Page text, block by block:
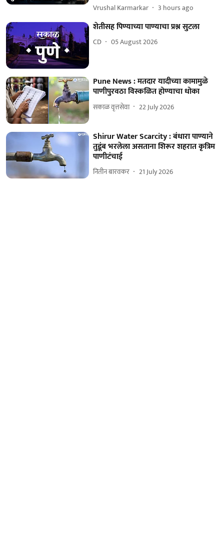
Vrushal Karmarkar 3 hours ago
शेतीसह पिण्याच्या पाण्याचा प्रश्न सुटला
CD 05 August 2026
Pune News : मतदार यादीच्या कामामुळे
पाणीपुरवठा विस्कळित होण्याचा धोका
सकाळ वृत्तसेवा 22 July 2026
Shirur Water Scarcity : बंधारा पाण्याने
तुडूंब भरलेला असताना शिरूर शहरात कृत्रिम
पाणीटंचाई
नितीन बारवकर 21 July 2026